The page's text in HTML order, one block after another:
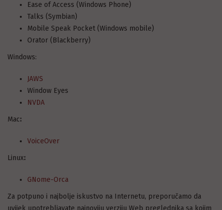
Ease of Access (Windows Phone)
Talks (Symbian)
Mobile Speak Pocket (Windows mobile)
Orator (Blackberry)
Windows:
JAWS
Window Eyes
NVDA
Mac:
VoiceOver
Linux:
GNome-Orca
Za potpuno i najbolje iskustvo na Internetu, preporučamo da
uvijek upotrebljavate najnoviju verziju Web preglednika sa kojim